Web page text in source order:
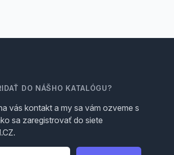
DO NÁŠHO KATALÓGU?
vás kontakt a my sa vám ozveme s
sa zaregistrovať do siete